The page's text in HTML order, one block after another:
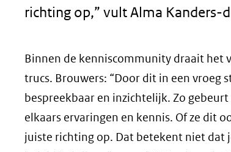
richting op,” vult Alma Kanders-
Binnen de kenniscommunity draait het
trucs. Brouwers: “Door dit in een
bespreekbaar en inzichtelijk. Zo
elkaars ervaringen en kennis. Of ze dit
juiste richting op. Dat betekent niet